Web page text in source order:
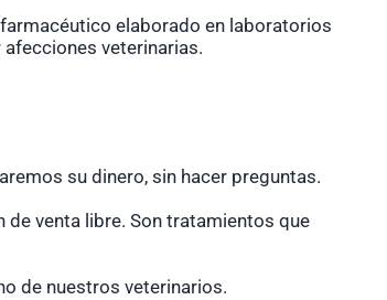
elaborado en laboratorios
veterinarias.
su dinero, sin hacer preguntas.
de venta libre. Son tratamientos que
de nuestros veterinarios.